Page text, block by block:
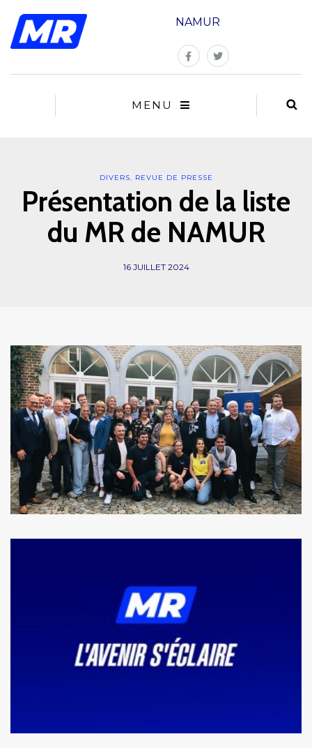
NAMUR
MENU
DIVERS, REVUE DE PRESSE
Présentation de la liste
du MR de NAMUR
16 JUILLET 2024